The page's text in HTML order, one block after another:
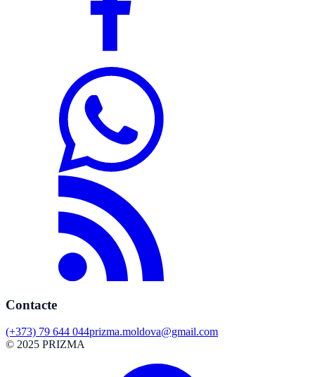
Contacte
(+373) 79 644 044prizma.moldova@gmail.com
© 2025 PRIZMA